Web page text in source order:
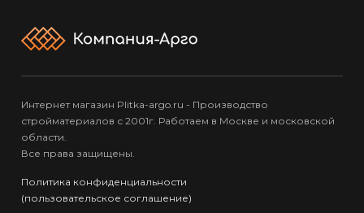
Интернет магазин Plitka-argo.ru - Производство
стройматериалов с 2001г. Работаем в Москве и московской
области.
Все права защищены.
Политика конфиденциальности
(пользовательское соглашение)